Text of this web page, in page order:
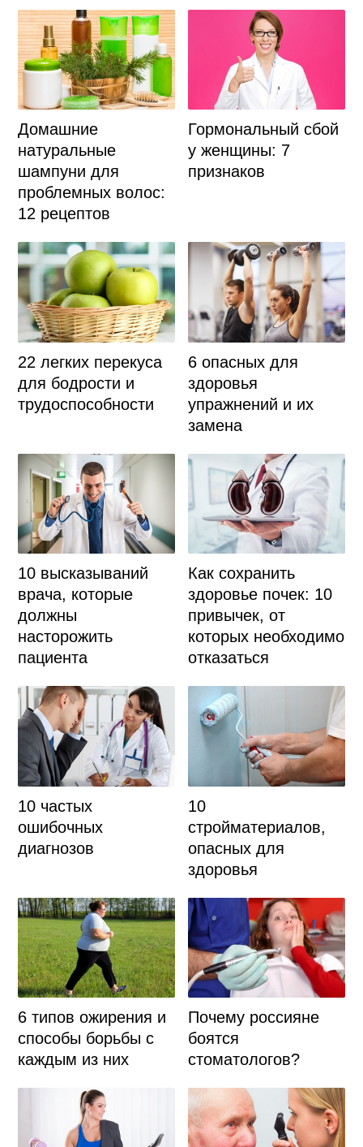
Домашние
натуральные
шампуни для
проблемных волос:
12 рецептов
Гормональный сбой
у женщины: 7
признаков
22 легких перекуса
для бодрости и
трудоспособности
6 опасных для
здоровья
упражнений и их
замена
10 высказываний
врача, которые
должны
насторожить
пациента
Как сохранить
здоровье почек: 10
привычек, от
которых необходимо
отказаться
10 частых
ошибочных
диагнозов
10
стройматериалов,
опасных для
здоровья
6 типов ожирения и
способы борьбы с
каждым из них
Почему россияне
боятся
стоматологов?